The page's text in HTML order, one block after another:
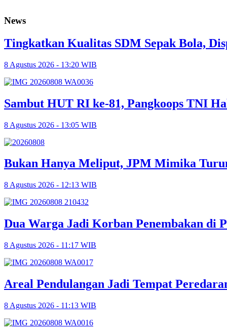
News
Tingkatkan Kualitas SDM Sepak Bola,
8 Agustus 2026 - 13:20 WIB
Sambut HUT RI ke-81, Pangkoops TNI
8 Agustus 2026 - 13:05 WIB
Bukan Hanya Meliput, JPM Mimika
8 Agustus 2026 - 12:13 WIB
Dua Warga Jadi Korban Penembakan di
8 Agustus 2026 - 11:17 WIB
Areal Pendulangan Jadi Tempat
8 Agustus 2026 - 11:13 WIB